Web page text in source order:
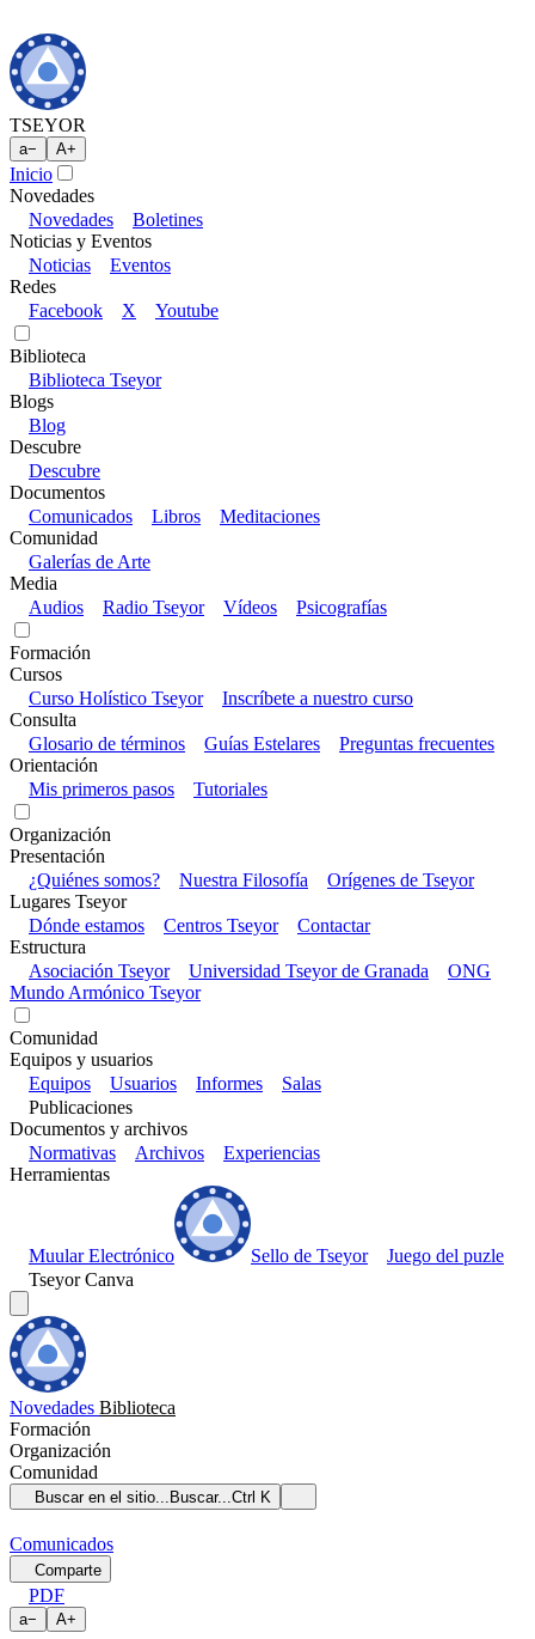
TSEYOR
a− A+
Inicio
Novedades
Novedades
Boletines
Noticias y Eventos
Noticias
Eventos
Redes
Facebook
X Youtube
Biblioteca
Biblioteca Tseyor
Blogs
Blog
Descubre
Descubre
Documentos
Comunicados
Libros
Meditaciones
Comunidad
Galerías de Arte
Media
Audios
Radio Tseyor Vídeos Psicografías
Formación
Cursos
Curso Holístico Tseyor
Inscríbete a nuestro curso
Consulta
Glosario de términos
Guías Estelares
Preguntas frecuentes
Orientación
Mis primeros pasos
Tutoriales
Organización
Presentación
¿Quiénes somos?
Nuestra Filosofía
Orígenes de Tseyor
Lugares Tseyor
Dónde estamos
Centros Tseyor
Contactar
Estructura
Asociación Tseyor
Universidad Tseyor de Granada
ONG
Mundo Armónico Tseyor
Comunidad
Equipos y usuarios
Equipos
Usuarios Informes
Salas
Publicaciones
Documentos y archivos
Normativas
Archivos
Experiencias
Herramientas
Muular Electrónico Sello de Tseyor
Juego del puzle
Tseyor Canva
Novedades Biblioteca
Formación
Organización
Comunidad
Buscar en el sitio... Buscar...Ctrl K
Comunicados
Comparte
PDF
a− A+